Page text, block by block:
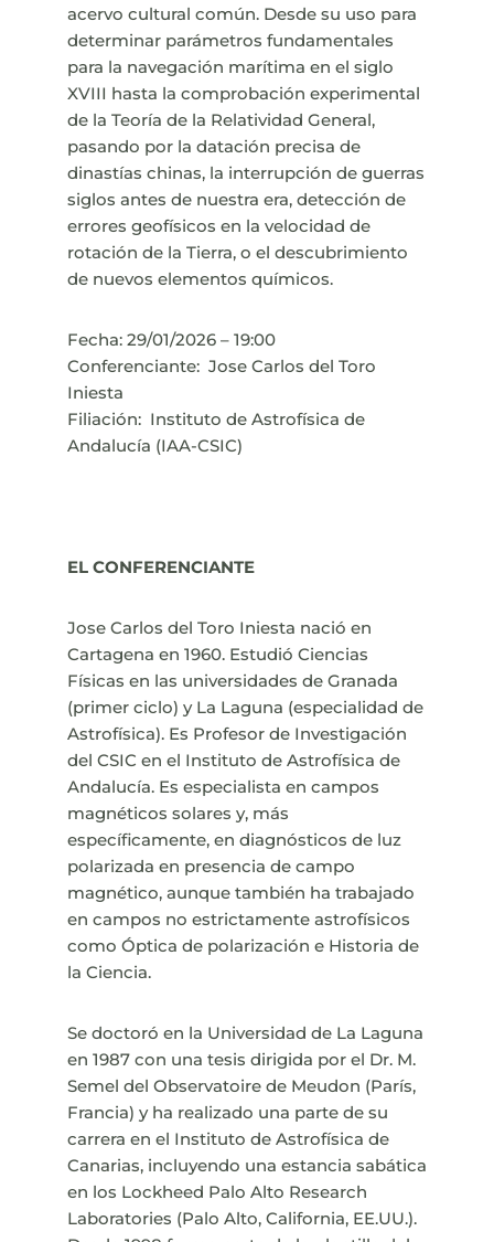
acervo cultural común. Desde su uso para
determinar parámetros fundamentales
para la navegación marítima en el siglo
XVIII hasta la comprobación experimental
de la Teoría de la Relatividad General,
pasando por la datación precisa de
dinastías chinas, la interrupción de guerras
siglos antes de nuestra era, detección de
errores geofísicos en la velocidad de
rotación de la Tierra, o el descubrimiento
de nuevos elementos químicos.
Fecha: 29/01/2026 – 19:00
Conferenciante: Jose Carlos del Toro
Iniesta
Filiación: Instituto de Astrofísica de
Andalucía (IAA-CSIC)
EL CONFERENCIANTE
Jose Carlos del Toro Iniesta nació en
Cartagena en 1960. Estudió Ciencias
Físicas en las universidades de Granada
(primer ciclo) y La Laguna (especialidad de
Astrofísica). Es Profesor de Investigación
del CSIC en el Instituto de Astrofísica de
Andalucía. Es especialista en campos
magnéticos solares y, más
específicamente, en diagnósticos de luz
polarizada en presencia de campo
magnético, aunque también ha trabajado
en campos no estrictamente astrofísicos
como Óptica de polarización e Historia de
la Ciencia.
Se doctoró en la Universidad de La Laguna
en 1987 con una tesis dirigida por el Dr. M.
Semel del Observatoire de Meudon (París,
Francia) y ha realizado una parte de su
carrera en el Instituto de Astrofísica de
Canarias, incluyendo una estancia sabática
en los Lockheed Palo Alto Research
Laboratories (Palo Alto, California, EE.UU.).